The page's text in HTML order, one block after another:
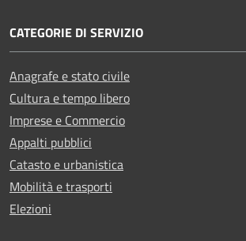
CATEGORIE DI SERVIZIO
Anagrafe e stato civile
Cultura e tempo libero
Imprese e Commercio
Appalti pubblici
Catasto e urbanistica
Mobilità e trasporti
Elezioni